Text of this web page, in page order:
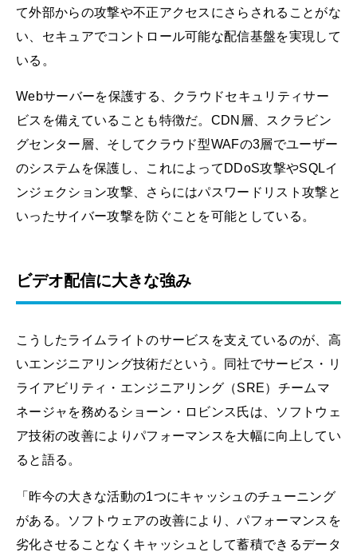
て外部からの攻撃や不正アクセスにさらされることがな
い、セキュアでコントロール可能な配信基盤を実現して
いる。
Webサーバーを保護する、クラウドセキュリティサー
ビスを備えていることも特徴だ。CDN層、スクラビン
グセンター層、そしてクラウド型WAFの3層でユーザー
のシステムを保護し、これによってDDoS攻撃やSQLイ
ンジェクション攻撃、さらにはパスワードリスト攻撃と
いったサイバー攻撃を防ぐことを可能としている。
ビデオ配信に大きな強み
こうしたライムライトのサービスを支えているのが、高
いエンジニアリング技術だという。同社でサービス・リ
ライアビリティ・エンジニアリング（SRE）チームマ
ネージャを務めるショーン・ロビンス氏は、ソフトウェ
ア技術の改善によりパフォーマンスを大幅に向上してい
ると語る。
「昨今の大きな活動の1つにキャッシュのチューニング
がある。ソフトウェアの改善により、パフォーマンスを
劣化させることなくキャッシュとして蓄積できるデータ